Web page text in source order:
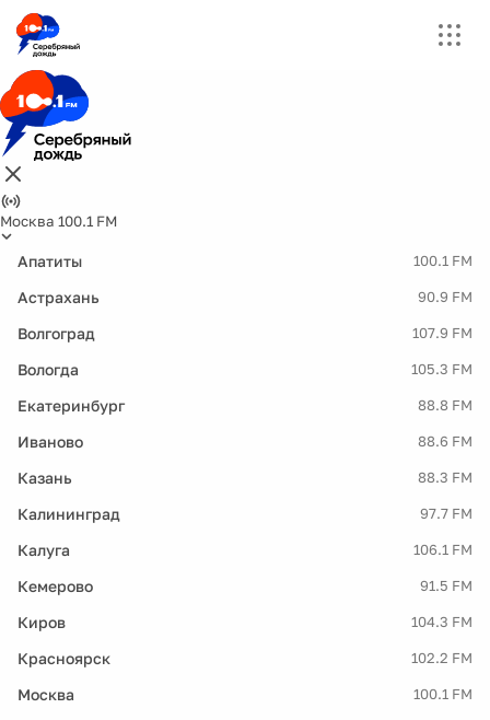
Москва 100.1 FM
Апатиты 100.1 FM
Астрахань 90.9 FM
Волгоград 107.9 FM
Вологда 105.3 FM
Екатеринбург 88.8 FM
Иваново 88.6 FM
Казань 88.3 FM
Калининград 97.7 FM
Калуга 106.1 FM
Кемерово 91.5 FM
Киров 104.3 FM
Красноярск 102.2 FM
Москва 100.1 FM